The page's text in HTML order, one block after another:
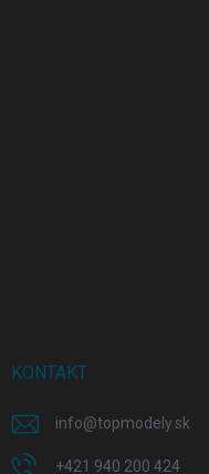
KONTAKT
info@topmodely.sk
+421 940 200 424